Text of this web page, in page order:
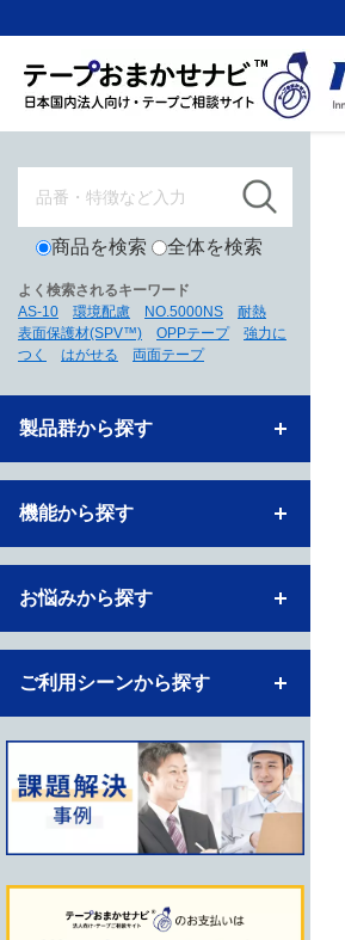
商品を検索 全体を検索
よく検索されるキーワード
AS-10
環境配慮 NO.5000NS
耐熱
表面保護材(SPV™)
OPPテープ
強力に
つく
はがせる 両面テープ
製品群から探す
機能から探す
お悩みから探す
ご利用シーンから探す